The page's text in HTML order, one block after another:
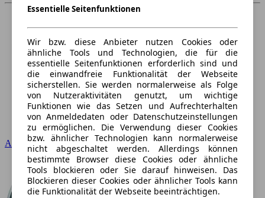
Audi
Essentielle Seitenfunktionen
Wir bzw. diese Anbieter nutzen Cookies oder
ähnliche Tools und Technologien, die für die
essentielle Seitenfunktionen erforderlich sind und
die einwandfreie Funktionalität der Webseite
sicherstellen. Sie werden normalerweise als Folge
von Nutzeraktivitäten genutzt, um wichtige
Funktionen wie das Setzen und Aufrechterhalten
von Anmeldedaten oder Datenschutzeinstellungen
zu ermöglichen. Die Verwendung dieser Cookies
bzw. ähnlicher Technologien kann normalerweise
nicht abgeschaltet werden. Allerdings können
bestimmte Browser diese Cookies oder ähnliche
Tools blockieren oder Sie darauf hinweisen. Das
Blockieren dieser Cookies oder ähnlicher Tools kann
die Funktionalität der Webseite beeinträchtigen.